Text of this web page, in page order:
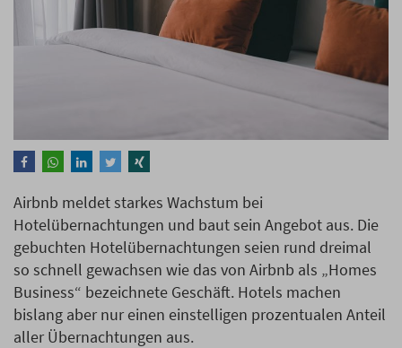
Airbnb meldet starkes Wachstum bei
Hotelübernachtungen und baut sein Angebot aus. Die
gebuchten Hotelübernachtungen seien rund dreimal
so schnell gewachsen wie das von Airbnb als „Homes
Business“ bezeichnete Geschäft. Hotels machen
bislang aber nur einen einstelligen prozentualen Anteil
aller Übernachtungen aus.